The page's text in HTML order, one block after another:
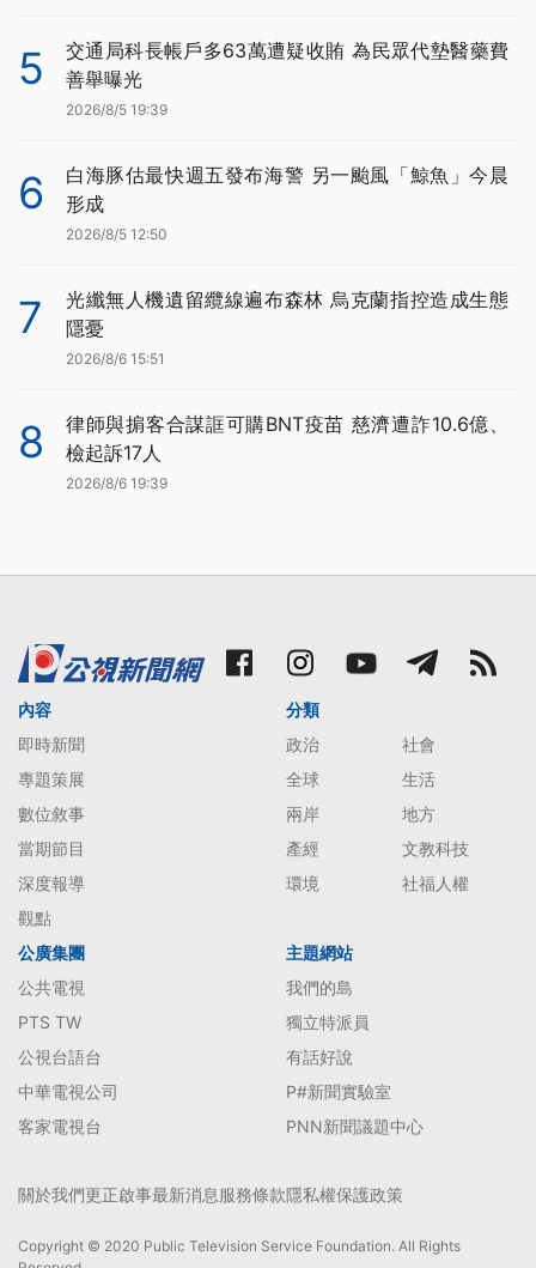
5
交通局科長帳戶多63萬遭疑收賄 為民眾代墊醫藥費
善舉曝光
2026/8/5 19:39
6
白海豚估最快週五發布海警 另一颱風「鯨魚」今晨
形成
2026/8/5 12:50
7
光纖無人機遺留纜線遍布森林 烏克蘭指控造成生態
隱憂
2026/8/6 15:51
8
律師與掮客合謀誆可購BNT疫苗 慈濟遭詐10.6億、
檢起訴17人
2026/8/6 19:39
內容
即時新聞
專題策展
數位敘事
當期節目
深度報導
觀點
分類
政治
社會
全球
生活
兩岸
地方
產經
文教科技
環境
社福人權
公廣集團
公共電視
PTS TW
公視台語台
中華電視公司
客家電視台
主題網站
我們的島
獨立特派員
有話好說
P#新聞實驗室
PNN新聞議題中心
關於我們更正啟事最新消息服務條款隱私權保護政策
Copyright © 2020 Public Television Service Foundation. All Rights